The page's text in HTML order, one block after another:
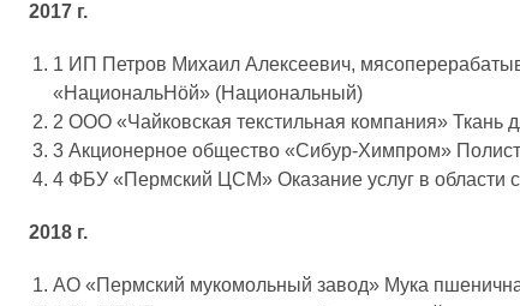
2017 г.
1 ИП Петров Михаил Алексеевич,
«НациональНöй» (Национальный)
2 ООО «Чайковская текстильная компания»
3 Акционерное общество «Сибур-Химпром»
4 ФБУ «Пермский ЦСМ» Оказание услуг в области
2018 г.
АО «Пермский мукомольный завод» Мука